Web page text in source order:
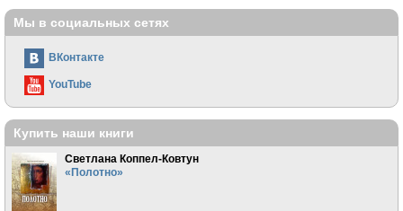
Мы в социальных сетях
ВКонтакте
YouTube
Купить наши книги
Светлана Коппел-Ковтун
«Полотно»